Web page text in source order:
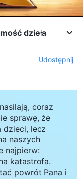
dzieła
Udostępnij
coraz
sprawę, że
dzieci, lecz
naszych
najpierw:
katastrofa.
powrót Pana i